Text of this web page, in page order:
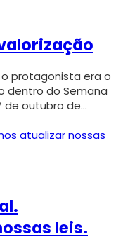
protagonista era o
dentro do Semana
de outubro de…
leis.